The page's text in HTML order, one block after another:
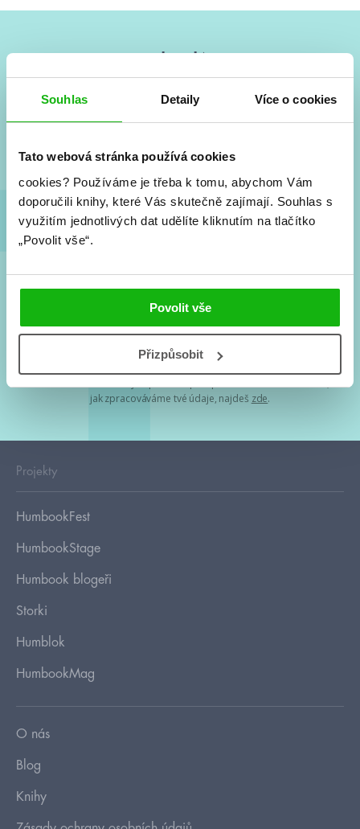
Souhlas Detaily Více o cookies
Tato webová stránka používá cookies
cookies? Používáme je třeba k tomu, abychom Vám
doporučili knihy, které Vás skutečně zajímají. Souhlas s
využitím jednotlivých dat udělíte kliknutím na tlačítko
„Povolit vše“.
Povolit vše
Přizpůsobit
Vše kolem #youngadult každý měsíc rovnou do mailu!
a seriálové adaptace a další.
Souhlasím spodmínkami zpracování osobních údajů
Tvá e-mailová adresa je u nás v bezpečí. Přečti si
jak zpracováváme tvé údaje, najdeš zde.
Projekty
HumbookFest
HumbookStage
Humbook blogeři
Storki
Humblok
HumbookMag
O nás
Blog
Knihy